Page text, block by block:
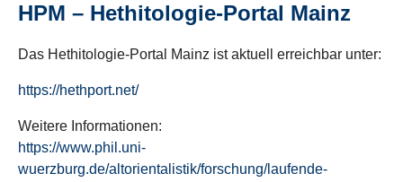
HPM – Hethitologie-Portal Mainz
Das Hethitologie-Portal Mainz ist aktuell erreichbar unter:
https://hethport.net/
Weitere Informationen:
https://www.phil.uni-
wuerzburg.de/altorientalistik/forschung/laufende-